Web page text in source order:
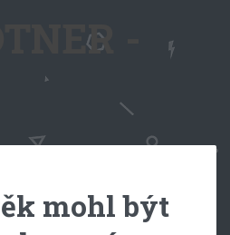
-
mohl být